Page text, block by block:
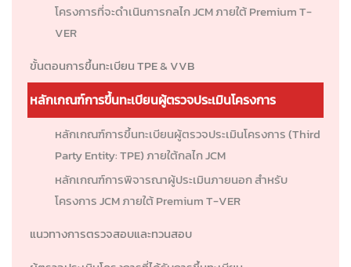
โครงการที่จะดำเนินการกลไก JCM ภายใต้ Premium T-
VER
ขั้นตอนการขึ้นทะเบียน TPE & VVB
หลักเกณฑ์การขึ้นทะเบียนผู้ตรวจประเมินโครงการ
หลักเกณฑ์การขึ้นทะเบียนผู้ตรวจประเมินโครงการ (Third
Party Entity: TPE) ภายใต้กลไก JCM
หลักเกณฑ์การพิจารณาผู้ประเมินภายนอก สำหรับ
โครงการ JCM ภายใต้ Premium T-VER
แนวทางการตรวจสอบและทวนสอบ